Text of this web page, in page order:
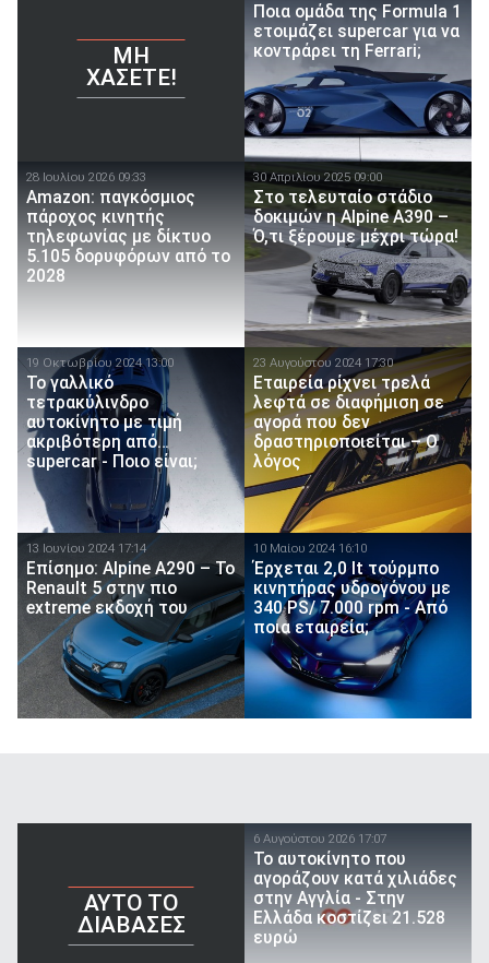
ΜΗ
ΧΆΣΕΤΕ!
Ποια ομάδα της Formula 1
ετοιμάζει supercar για να
κοντράρει τη Ferrari;
28 Ιουλίου 2026 09:33
Amazon: παγκόσμιος
πάροχος κινητής
τηλεφωνίας με δίκτυο
5.105 δορυφόρων από το
2028
30 Απριλίου 2025 09:00
Στο τελευταίο στάδιο
δοκιμών η Alpine A390 –
Ό,τι ξέρουμε μέχρι τώρα!
19 Οκτωβρίου 2024 13:00
Το γαλλικό
τετρακύλινδρο
αυτοκίνητο με τιμή
ακριβότερη από…
supercar - Ποιο είναι;
23 Αυγούστου 2024 17:30
Εταιρεία ρίχνει τρελά
λεφτά σε διαφήμιση σε
αγορά που δεν
δραστηριοποιείται – Ο
λόγος
13 Ιουνίου 2024 17:14
Επίσημο: Alpine A290 – Το
Renault 5 στην πιο
extreme εκδοχή του
10 Μαίου 2024 16:10
Έρχεται 2,0 lt τούρμπο
κινητήρας υδρογόνου με
340 PS/ 7.000 rpm - Από
ποια εταιρεία;
AYTO TO
ΔΙΑΒΑΣΕΣ
6 Αυγούστου 2026 17:07
To αυτοκίνητο που
αγοράζουν κατά χιλιάδες
στην Αγγλία - Στην
Ελλάδα κοστίζει 21.528
ευρώ